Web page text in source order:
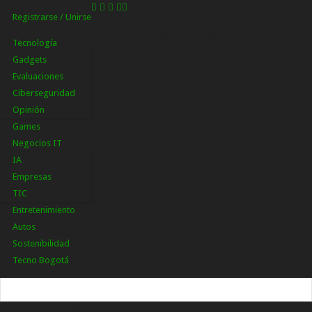
Registrarse / Unirse
Tecnología
Gadgets
Evaluaciones
Ciberseguridad
Opinión
Games
Negocios IT
IA
Empresas
TIC
Entretenimiento
Autos
Sostenibilidad
Tecno Bogotá